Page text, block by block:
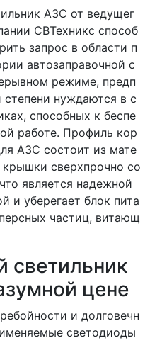
АЗС от ведущег
СВТехникс способ
запрос в области п
автозаправочной с
режиме, предп
нуждаются в с
способных к беспе
работе. Профиль кор
АЗС состоит из мате
сверхпрочно со
является надежной
и уберегает блок пита
частиц, витающ
светильник
цене
и долговечн
светодиоды